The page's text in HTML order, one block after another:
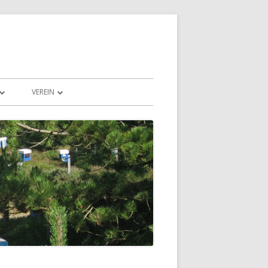
DER NATUR
VEREIN
VORSTAND & VEREIN
NORDDEUTSCHE PESCHETZ-
ZUCHTGEMEINSCHAFT E. V.
KONTAKT
DOWNLOAD